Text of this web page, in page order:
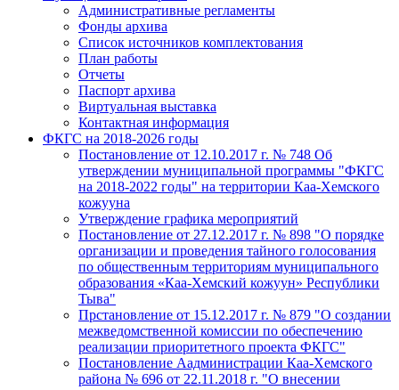
Административные регламенты
Фонды архива
Список источников комплектования
План работы
Отчеты
Паспорт архива
Виртуальная выставка
Контактная информация
ФКГС на 2018-2026 годы
Постановление от 12.10.2017 г. № 748 Об
утверждении муниципальной программы "ФКГС
на 2018-2022 годы" на территории Каа-Хемского
кожууна
Утверждение графика мероприятий
Постановление от 27.12.2017 г. № 898 "О порядке
организации и проведения тайного голосования
по общественным территориям муниципального
образования «Каа-Хемский кожуун» Республики
Тыва"
Прстановление от 15.12.2017 г. № 879 "О создании
межведомственной комиссии по обеспечению
реализации приоритетного проекта ФКГС"
Постановление Аадминистрации Каа-Хемского
района № 696 от 22.11.2018 г. "О внесении